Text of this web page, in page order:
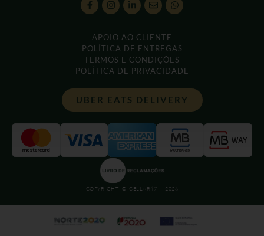
APOIO AO CLIENTE
POLÍTICA DE ENTREGAS
TERMOS E CONDIÇÕES
POLÍTICA DE PRIVACIDADE
UBER EATS DELIVERY
COPYRIGHT © CELLAR47 - 2026